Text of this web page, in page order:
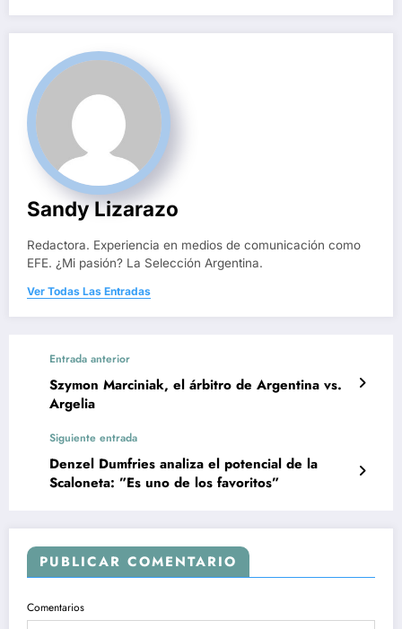
Sandy Lizarazo
Redactora. Experiencia en medios de comunicación como
EFE. ¿Mi pasión? La Selección Argentina.
Ver Todas Las Entradas
Entrada anterior
Szymon Marciniak, el árbitro de Argentina vs.
Argelia
Siguiente entrada
Denzel Dumfries analiza el potencial de la
Scaloneta: ”Es uno de los favoritos”
PUBLICAR COMENTARIO
Comentarios